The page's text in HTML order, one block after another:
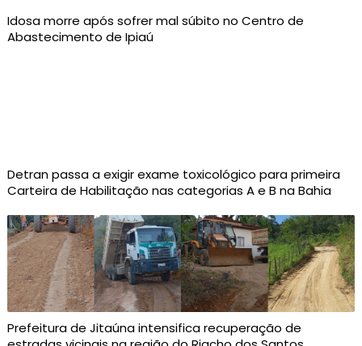
Idosa morre após sofrer mal súbito no Centro de
Abastecimento de Ipiaú
Detran passa a exigir exame toxicológico para primeira
Carteira de Habilitação nas categorias A e B na Bahia
Prefeitura de Jitaúna intensifica recuperação de